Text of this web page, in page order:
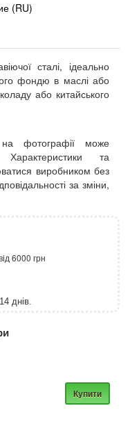
(RU)
сталі, ідеально
фондю в маслі або
або китайського
фотографії може
Характеристики та
виробником без
за зміни,
6000 грн
днів.
Купити